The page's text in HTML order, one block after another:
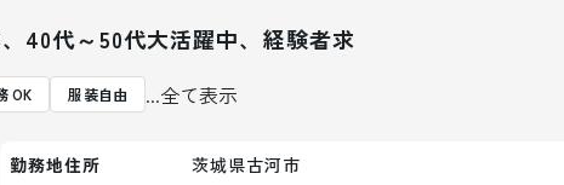
40代～50代大活躍中、経験者求
OK 服装自由 ...全て表示
勤務地住所
茨城県古河市